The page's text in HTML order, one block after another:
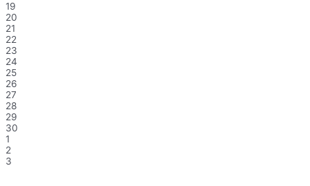
19
20
21
22
23
24
25
26
27
28
29
30
1
2
3